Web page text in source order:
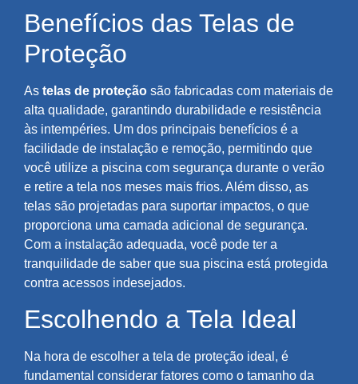
Benefícios das Telas de
Proteção
As telas de proteção são fabricadas com materiais de
alta qualidade, garantindo durabilidade e resistência
às intempéries. Um dos principais benefícios é a
facilidade de instalação e remoção, permitindo que
você utilize a piscina com segurança durante o verão
e retire a tela nos meses mais frios. Além disso, as
telas são projetadas para suportar impactos, o que
proporciona uma camada adicional de segurança.
Com a instalação adequada, você pode ter a
tranquilidade de saber que sua piscina está protegida
contra acessos indesejados.
Escolhendo a Tela Ideal
Na hora de escolher a tela de proteção ideal, é
fundamental considerar fatores como o tamanho da